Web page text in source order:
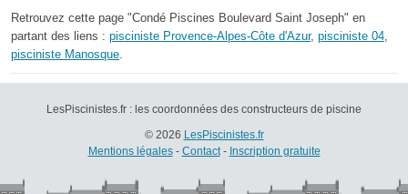
Retrouvez cette page "Condé Piscines Boulevard Saint Joseph" en
partant des liens : pisciniste Provence-Alpes-Côte d'Azur, pisciniste 04,
pisciniste Manosque.
LesPiscinistes.fr : les coordonnées des constructeurs de piscine
© 2026 LesPiscinistes.fr
Mentions légales- Contact- Inscription gratuite